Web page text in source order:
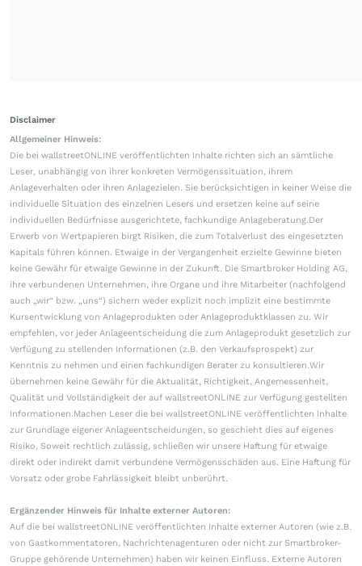
Disclaimer
Allgemeiner Hinweis:
Die bei wallstreetONLINE veröffentlichten Inhalte richten sich an sämtliche
Leser, unabhängig von ihrer konkreten Vermögenssituation, ihrem
Anlageverhalten oder ihren Anlagezielen. Sie berücksichtigen in keiner Weise die
individuelle Situation des einzelnen Lesers und ersetzen keine auf seine
individuellen Bedürfnisse ausgerichtete, fachkundige Anlageberatung.Der
Erwerb von Wertpapieren birgt Risiken, die zum Totalverlust des eingesetzten
Kapitals führen können. Etwaige in der Vergangenheit erzielte Gewinne bieten
keine Gewähr für etwaige Gewinne in der Zukunft. Die Smartbroker Holding AG,
ihre verbundenen Unternehmen, ihre Organe und ihre Mitarbeiter (nachfolgend
auch „wir“ bzw. „uns“) sichern weder explizit noch implizit eine bestimmte
Kursentwicklung von Anlageprodukten oder Anlageproduktklassen zu. Wir
empfehlen, vor jeder Anlageentscheidung die zum Anlageprodukt gesetzlich zur
Verfügung zu stellenden Informationen (z.B. den Verkaufsprospekt) zur
Kenntnis zu nehmen und einen fachkundigen Berater zu konsultieren.Wir
übernehmen keine Gewähr für die Aktualität, Richtigkeit, Angemessenheit,
Qualität und Vollständigkeit der auf wallstreetONLINE zur Verfügung gestellten
Informationen.Machen Leser die bei wallstreetONLINE veröffentlichten Inhalte
zur Grundlage eigener Anlageentscheidungen, so geschieht dies auf eigenes
Risiko. Soweit rechtlich zulässig, schließen wir unsere Haftung für etwaige
direkt oder indirekt damit verbundene Vermögensschäden aus. Eine Haftung für
Vorsatz oder grobe Fahrlässigkeit bleibt unberührt.
Ergänzender Hinweis für Inhalte externer Autoren:
Auf die bei wallstreetONLINE veröffentlichten Inhalte externer Autoren (wie z.B.
von Gastkommentatoren, Nachrichtenagenturen oder nicht zur Smartbroker-
Gruppe gehörende Unternehmen) haben wir keinen Einfluss. Externe Autoren